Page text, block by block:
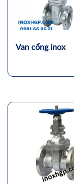
Van cổng inox